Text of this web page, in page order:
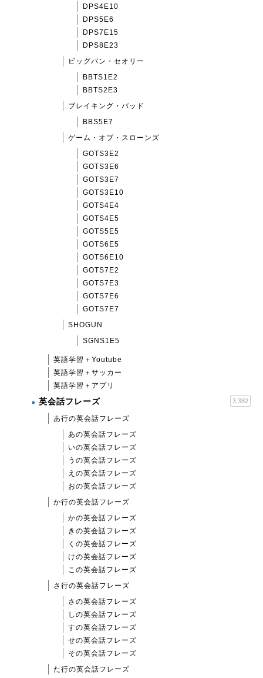
DPS4E10
DPS5E6
DPS7E15
DPS8E23
ビッグバン・セオリー
BBTS1E2
BBTS2E3
ブレイキング・バッド
BBS5E7
ゲーム・オブ・スローンズ
GOTS3E2
GOTS3E6
GOTS3E7
GOTS3E10
GOTS4E4
GOTS4E5
GOTS5E5
GOTS6E5
GOTS6E10
GOTS7E2
GOTS7E3
GOTS7E6
GOTS7E7
SHOGUN
SGNS1E5
英語学習＋Youtube
英語学習＋サッカー
英語学習＋アプリ
英会話フレーズ 3,382
あ行の英会話フレーズ
あの英会話フレーズ
いの英会話フレーズ
うの英会話フレーズ
えの英会話フレーズ
おの英会話フレーズ
か行の英会話フレーズ
かの英会話フレーズ
きの英会話フレーズ
くの英会話フレーズ
けの英会話フレーズ
この英会話フレーズ
さ行の英会話フレーズ
さの英会話フレーズ
しの英会話フレーズ
すの英会話フレーズ
せの英会話フレーズ
その英会話フレーズ
た行の英会話フレーズ